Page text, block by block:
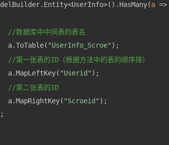
a =>
//数据库中中间表的表名
"UserInfo_Scroe"
//第一张表的ID（根据方法中的表的顺序排）
"Userid"
//第二张表的ID
"Scroeid"